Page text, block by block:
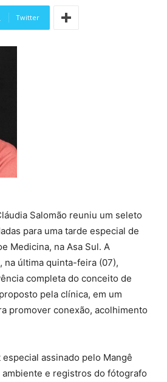
Twitter
Salomão reuniu um seleto
para uma tarde especial de
Medicina, na Asa Sul. A
na última quinta-feira (07),
completa do conceito de
pela clínica, em um
promover conexão, acolhimento
assinado pelo Mangê
e registros do fótografo